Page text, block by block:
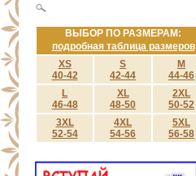
ВЫБОР ПО РАЗМЕРАМ:
подробная таблица размеров
XS
40-42
S
42-44
M
44-46
L
46-48
XL
48-50
2XL
50-52
3XL
52-54
4XL
54-56
5XL
56-58